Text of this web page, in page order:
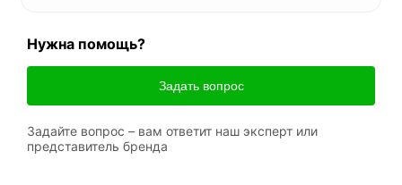
Нужна помощь?
Задать вопрос
Задайте вопрос – вам ответит наш эксперт или
представитель бренда